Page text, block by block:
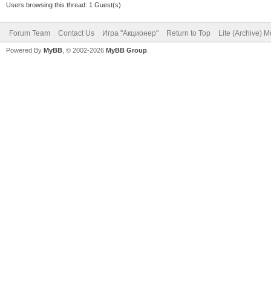
Users browsing this thread: 1 Guest(s)
Forum Team Contact Us Игра "Акционер" Return to Top Lite (Archive)
Powered By MyBB , © 2002-2026 MyBB Group